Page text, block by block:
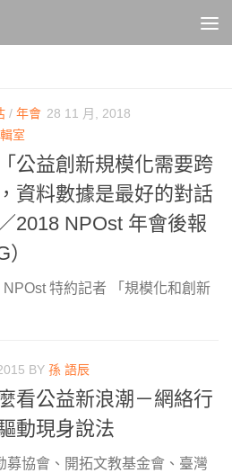
/ 年會 28 11 月, 2018
室
公益創新規模化需要跨
資料數據是最好的對話
2018 NPOst 年會後報
特約記者 「規模化和創新
BY 孫 語辰
看公益新浪潮－網絡行
動現身說法
募協會、開拓文教基金會、臺灣